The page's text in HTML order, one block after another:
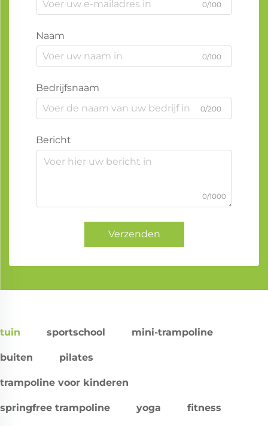
0/100
Naam
0/100
Bedrijfsnaam
0/200
Bericht
0/1000
Verzenden
tuin sportschool mini-trampoline
buiten pilates
trampoline voor kinderen
springfree trampoline yoga fitness